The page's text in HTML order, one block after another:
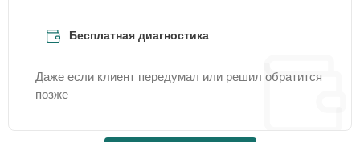
Бесплатная диагностика
Даже если клиент передумал или решил обратится
позже